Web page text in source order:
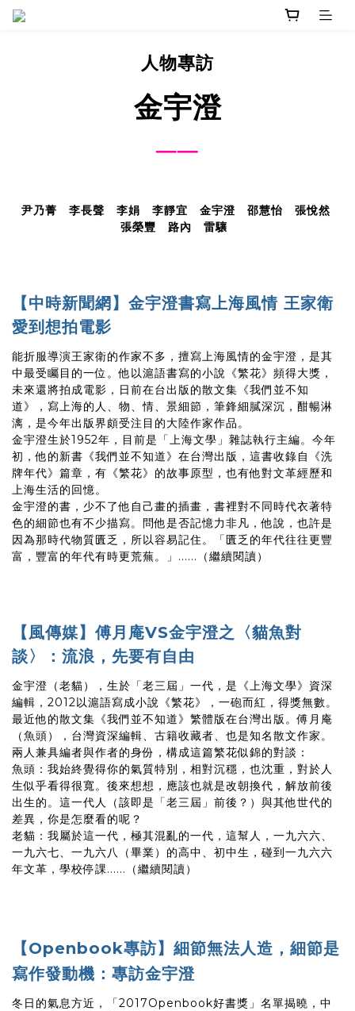
人物專訪
金宇澄
──
尹乃菁 李長聲 李娟 李靜宜 金宇澄 邵慧怡
張悅然
張榮豐
路內 雷驤
【中時新聞網】金宇澄書寫上海風情 王家衛
愛到想拍電影
能折服導演王家衛的作家不多，擅寫上海風情的金宇澄，是其
中最受矚目的一位。他以滬語書寫的小說《繁花》頻得大獎，
未來還將拍成電影，日前在台出版的散文集《我們並不知
道》，寫上海的人、物、情、景細節，筆鋒細膩深沉，酣暢淋
漓，是今年出版界頗受注目的大陸作家作品。
金宇澄生於1952年，目前是「上海文學」雜誌執行主編。今年
初，他的新書《我們並不知道》在台灣出版，這書收錄自《洗
牌年代》篇章，有《繁花》的故事原型，也有他對文革經歷和
上海生活的回憶。
金宇澄的書，少不了他自己畫的插畫，書裡對不同時代衣著特
色的細節也有不少描寫。問他是否記憶力非凡，他說，也許是
因為那時代物質匱乏，所以容易記住。「匱乏的年代往往更豐
富，豐富的年代有時更荒蕪。」......（繼續閱讀）
【風傳媒】傅月庵VS金宇澄之〈貓魚對
談〉：流浪，先要有自由
金宇澄（老貓），生於「老三屆」一代，是《上海文學》資深
編輯，2012以滬語寫成小說《繁花》，一砲而紅，得獎無數。
最近他的散文集《我們並不知道》繁體版在台灣出版。傅月庵
（魚頭），台灣資深編輯、古籍收藏者、也是知名散文作家。
兩人兼具編者與作者的身份，構成這篇繁花似錦的對談：
魚頭：我始終覺得你的氣質特別，相對沉穩，也沈重，對於人
生似乎看得很寬。後來想想，應該也就是改朝換代，解放前後
出生的。這一代人（該即是「老三屆」前後？）與其他世代的
差異，你是怎麼看的呢？
老貓：我屬於這一代，極其混亂的一代，這幫人，一九六六、
一九六七、一九六八（畢業）的高中、初中生，碰到一九六六
年文革，學校停課......（繼續閱讀）
【Openbook專訪】細節無法人造，細節是
寫作發動機：專訪金宇澄
冬日的氣息方近，「2017Openbook好書獎」名單揭曉，中